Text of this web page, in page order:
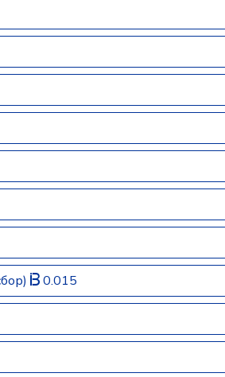
0.015